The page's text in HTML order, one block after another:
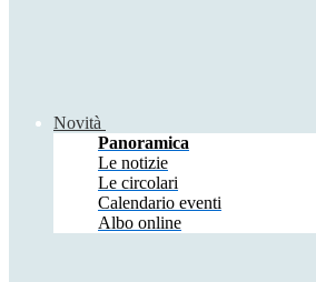
Novità
Panoramica
Le notizie
Le circolari
Calendario eventi
Albo online